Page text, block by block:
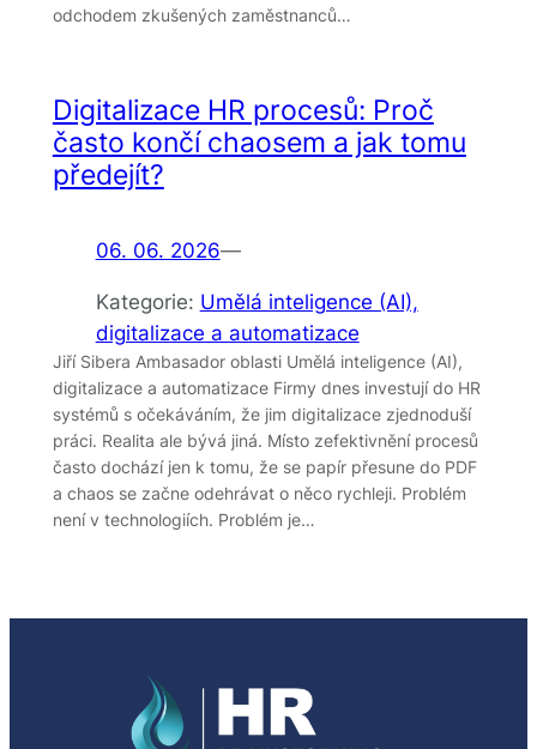
odchodem zkušených zaměstnanců…
Digitalizace HR procesů: Proč
často končí chaosem a jak tomu
předejít?
06. 06. 2026—
Kategorie: Umělá inteligence (AI),
digitalizace a automatizace
Jiří Sibera Ambasador oblasti Umělá inteligence (AI),
digitalizace a automatizace Firmy dnes investují do HR
systémů s očekáváním, že jim digitalizace zjednoduší
práci. Realita ale bývá jiná. Místo zefektivnění procesů
často dochází jen k tomu, že se papír přesune do PDF
a chaos se začne odehrávat o něco rychleji. Problém
není v technologiích. Problém je…